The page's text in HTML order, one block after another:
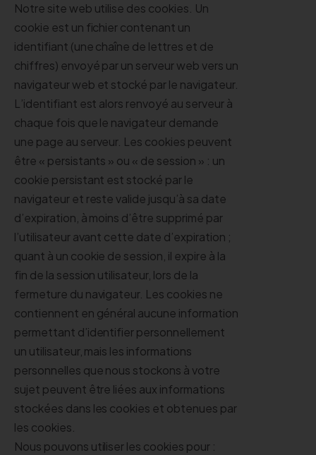
Notre site web utilise des cookies. Un
cookie est un fichier contenant un
identifiant (une chaîne de lettres et de
chiffres) envoyé par un serveur web vers un
navigateur web et stocké par le navigateur.
L’identifiant est alors renvoyé au serveur à
chaque fois que le navigateur demande
une page au serveur. Les cookies peuvent
être « persistants » ou « de session » : un
cookie persistant est stocké par le
navigateur et reste valide jusqu’à sa date
d’expiration, à moins d’être supprimé par
l’utilisateur avant cette date d’expiration ;
quant à un cookie de session, il expire à la
fin de la session utilisateur, lors de la
fermeture du navigateur. Les cookies ne
contiennent en général aucune information
permettant d’identifier personnellement
un utilisateur, mais les informations
personnelles que nous stockons à votre
sujet peuvent être liées aux informations
stockées dans les cookies et obtenues par
les cookies.
Nous pouvons utiliser les cookies pour :